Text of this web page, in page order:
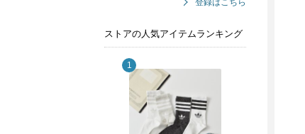
登録はこちら
ストアの人気アイテムランキング